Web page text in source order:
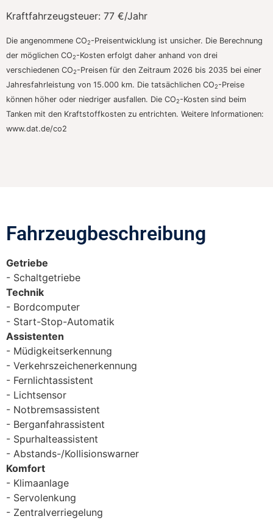
Kraftfahrzeugsteuer: 77 €/Jahr
Die angenommene CO2-Preisentwicklung ist unsicher. Die Berechnung
der möglichen CO2-Kosten erfolgt daher anhand von drei
verschiedenen CO2-Preisen für den Zeitraum 2026 bis 2035 bei einer
Jahresfahrleistung von 15.000 km. Die tatsächlichen CO2-Preise
können höher oder niedriger ausfallen. Die CO2-Kosten sind beim
Tanken mit den Kraftstoffkosten zu entrichten. Weitere Informationen:
www.dat.de/co2
Fahrzeugbeschreibung​
Getriebe
Schaltgetriebe
Technik
Bordcomputer
Start-Stop-Automatik
Assistenten
Müdigkeitserkennung
Verkehrszeichenerkennung
Fernlichtassistent
Lichtsensor
Notbremsassistent
Berganfahrassistent
Spurhalteassistent
Abstands-/Kollisionswarner
Komfort
Klimaanlage
Servolenkung
Zentralverriegelung